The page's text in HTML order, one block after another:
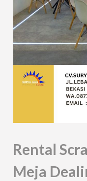
Rental
Meja